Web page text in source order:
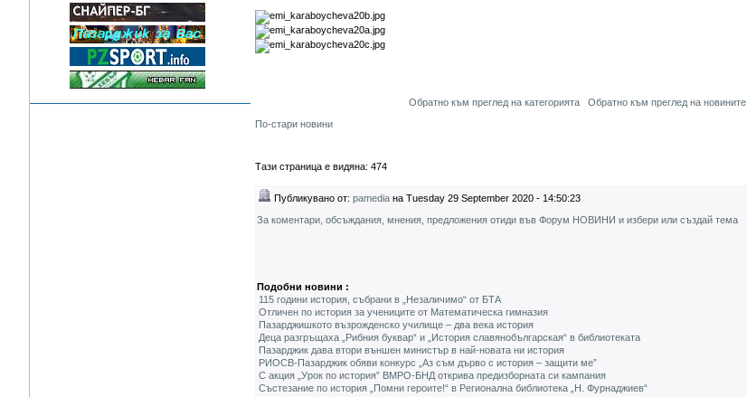
Обратно към преглед на категорията
Обратно към преглед на новините
По-стари новини
Тази страница е видяна: 474
Публикувано от: pamedia на Tuesday 29 September 2020 - 14:50:23
За коментари, обсъждания, мнения, предложения отиди във Форум НОВИНИ и избери или създай тема
Подобни новини :
115 години история, събрани в „Незаличимо“ от БТА
Отличен по история за учениците от Математическа гимназия
Пазарджишкото възрожденско училище – два века история
Деца разгръщаха „Рибния буквар“ и „История славянобългарская“ в библиотеката
Пазарджик дава втори външен министър в най-новата ни история
РИОСВ-Пазарджик обяви конкурс „Аз съм дърво с история – защити ме”
С акция „Урок по история” ВМРО-БНД открива предизборната си кампания
Състезание по история „Помни героите!“ в Регионална библиотека „Н. Фурнаджиев“